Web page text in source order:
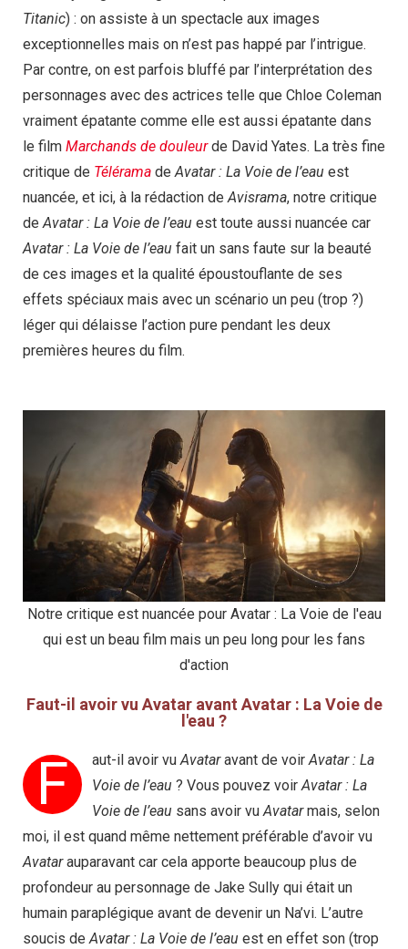
Titanic) : on assiste à un spectacle aux images
exceptionnelles mais on n’est pas happé par l’intrigue.
Par contre, on est parfois bluffé par l’interprétation des
personnages avec des actrices telle que Chloe Coleman
vraiment épatante comme elle est aussi épatante dans
le film Marchands de douleurde David Yates. La très fine
critique de Télérama deAvatar : La Voie de l’eau est
nuancée, et ici, à la rédaction deAvisrama, notre critique
deAvatar : La Voie de l’eau est toute aussi nuancée car
Avatar : La Voie de l’eau fait un sans faute sur la beauté
de ces images et la qualité époustouflante de ses
effets spéciaux mais avec un scénario un peu (trop ?)
léger qui délaisse l’action pure pendant les deux
premières heures du film.
Notre critique est nuancée pour Avatar : La Voie de l'eau
qui est un beau film mais un peu long pour les fans
d'action
Faut-il avoir vu Avatar avant Avatar : La Voie de
l'eau ?
F aut-il avoir vuAvataravant de voirAvatar : La
Voie de l’eau ? Vous pouvez voirAvatar : La
Voie de l’eau sans avoir vuAvatarmais, selon
moi, il est quand même nettement préférable d’avoir vu
Avatarauparavant car cela apporte beaucoup plus de
profondeur au personnage de Jake Sully qui était un
humain paraplégique avant de devenir un Na’vi. L’autre
soucis deAvatar : La Voie de l’eau est en effet son (trop